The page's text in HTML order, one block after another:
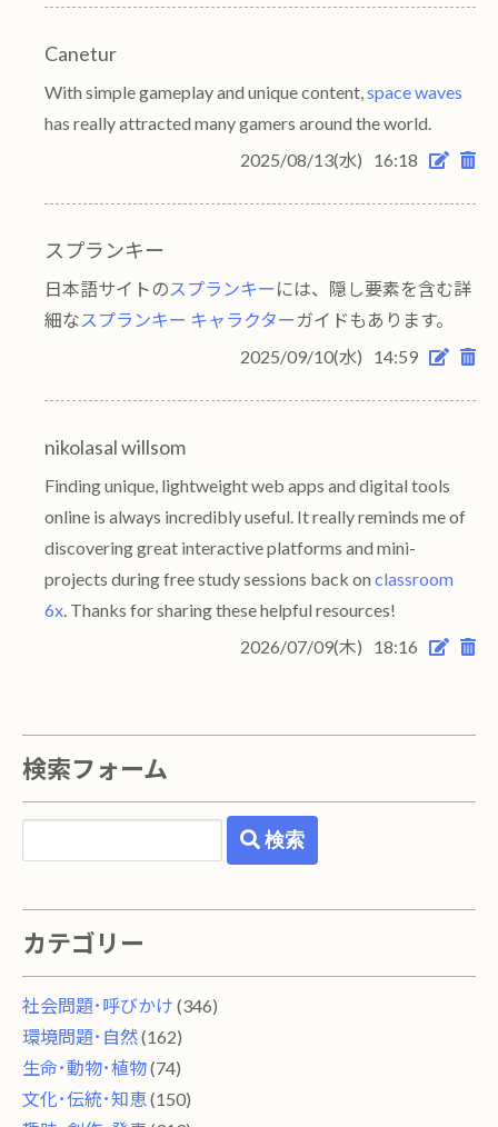
Canetur
With simple gameplay and unique content,space waves
has really attracted many gamers around the world.
2025/08/13(水)
16:18
スプランキー
日本語サイトのスプランキー には、隠し要素を含む詳
細なスプランキー キャラクター ガイドもあります。
2025/09/10(水)
14:59
nikolasal willsom
Finding unique, lightweight web apps and digital tools
online is always incredibly useful. It really reminds me of
discovering great interactive platforms and mini-
projects during free study sessions back onclassroom
6x. Thanks for sharing these helpful resources!
2026/07/09(木)
18:16
検索フォーム
検索
カテゴリー
社会問題･呼びかけ (346)
環境問題･自然(162)
生命･動物･植物(74)
文化･伝統･知恵 (150)